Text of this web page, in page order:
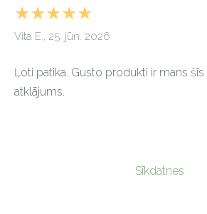
★★★★★
Vita E., 25. jūn. 2026
Ļoti patika. Gusto produkti ir mans šīs
atklājums.
Sīkdatnes